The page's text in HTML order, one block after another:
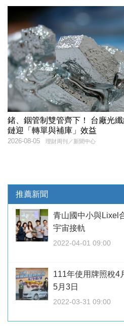
鍺、銦管制雙管齊下！ 台廠光
鏈迎「轉單與補庫」效益
理財周刊／新聞中心
2026-08-05
推薦新聞
青山國中小與Lixel
宇宙接軌
2022-04-01 09:00
111年使用牌照稅4
5月3日
2022-03-31 09:00